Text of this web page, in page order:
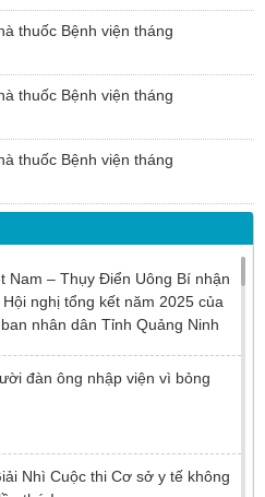
Nam – Thụy Điển Uông Bí nhận
nghị tổng kết năm 2025 của
nhân dân Tỉnh Quảng Ninh
đàn ông nhập viện vì bỏng
Nhì Cuộc thi Cơ sở y tế không
thuốc Bệnh viện tháng
thuốc Bệnh viện tháng
thuốc Bệnh viện tháng